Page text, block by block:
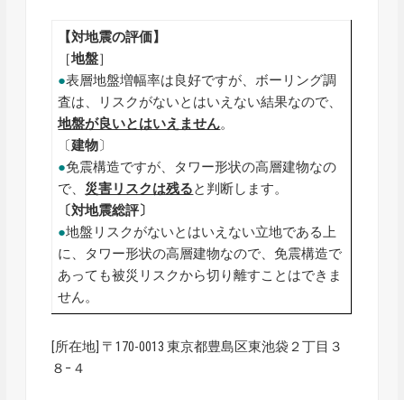
【対地震の評価】
［地盤］
●表層地盤増幅率は良好ですが、ボーリング調
査は、リスクがないとはいえない結果なので、
地盤が良いとはいえません。
〔建物〕
●免震構造ですが、タワー形状の高層建物なの
で、 災害リスクは残ると判断します。
〔対地震総評〕
●地盤リスクがないとはいえない立地である上
に、タワー形状の高層建物なので、免震構造で
あっても被災リスクから切り離すことはできま
せん。
[所在地] 〒170-0013 東京都豊島区東池袋２丁目３
８−４